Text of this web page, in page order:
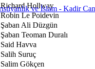
Richard Hollway
Robin Le Poidevin
Şaban Ali Düzgün
Şaban Teoman Duralı
Said Havva
Salih Suruç
Salim Gökçen